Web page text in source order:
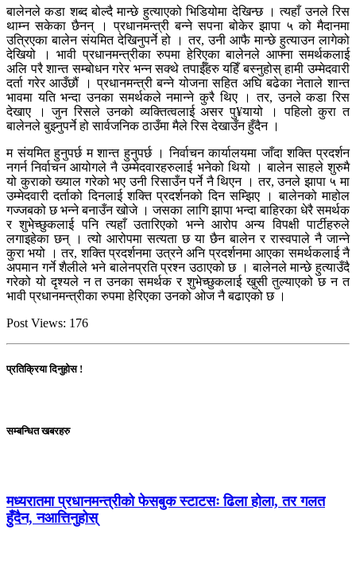
बालेनले कडा शब्द बोल्दै मान्छे हुत्याएको भिडियोमा देखिन्छ । त्यहाँ उनले रिस
थाम्न सकेका छैनन् । प्रधानमन्त्री बन्ने सपना बोकेर झापा ५ को मैदानमा
उत्रिएका बालेन संयमित देखिनुपर्ने हो । तर, उनी आफै मान्छे हुत्याउन लागेको
देखियो । भावी प्रधानमन्त्रीका रुपमा हेरिएका बालेनले आफ्ना समर्थकलाई
अलि परै शान्त सम्बोधन गरेर भन्न सक्थे तपाईँहरु यहिँ बस्नुहोस् हामी उम्मेदवारी
दर्ता गरेर आउँछौं । प्रधानमन्त्री बन्ने योजना सहित अघि बढेका नेताले शान्त
भावमा यति भन्दा उनका समर्थकले नमान्ने कुरै थिए । तर, उनले कडा रिस
देखाए । जुन रिसले उनको व्यक्तित्वलाई असर पु¥यायो । पहिलो कुरा त
बालेनले बुझ्नुपर्ने हो सार्वजनिक ठाउँमा मैले रिस देखाउँन हुँदैन ।
म संयमित हुनुपर्छ म शान्त हुनुपर्छ । निर्वाचन कार्यालयमा जाँदा शक्ति प्रदर्शन
नगर्न निर्वाचन आयोगले नै उम्मेदवारहरुलाई भनेको थियो । बालेन साहले शुरुमै
यो कुराको ख्याल गरेको भए उनी रिसाउँन पर्ने नै थिएन । तर, उनले झापा ५ मा
उम्मेदवारी दर्ताको दिनलाई शक्ति प्रदर्शनको दिन सम्झिए । बालेनको माहोल
गज्जबको छ भन्ने बनाउँन खोजे । जसका लागि झापा भन्दा बाहिरका धेरै समर्थक
र शुभेच्छुकलाई पनि त्यहाँ उतारिएको भन्ने आरोप अन्य विपक्षी पार्टीहरुले
लगाइहेका छन् । त्यो आरोपमा सत्यता छ या छैन बालेन र रास्वपाले नै जान्ने
कुरा भयो । तर, शक्ति प्रदर्शनमा उत्रने अनि प्रदर्शनमा आएका समर्थकलाई नै
अपमान गर्ने शैलीले भने बालेनप्रति प्रश्न उठाएको छ । बालेनले मान्छे हुत्याउँदै
गरेको यो दृश्यले न त उनका समर्थक र शुभेच्छुकलाई खुसी तुल्याएको छ न त
भावी प्रधानमन्त्रीका रुपमा हेरिएका उनको ओज नै बढाएको छ ।
Post Views: 176
प्रतिक्रिया दिनुहोस !
सम्बन्धित खबरहरु
मध्यरातमा प्रधानमन्त्रीको फेसबुक स्टाटसः ढिला होला, तर गलत
हुँदैन, नआत्तिनुहोस्